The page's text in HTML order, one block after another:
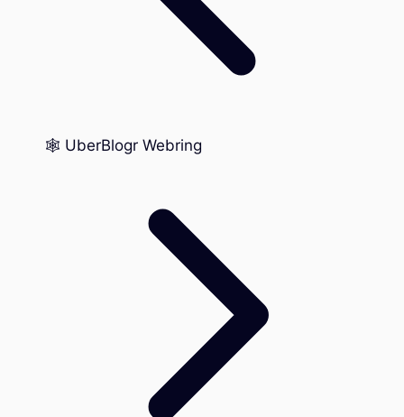
🕸️ UberBlogr Webring